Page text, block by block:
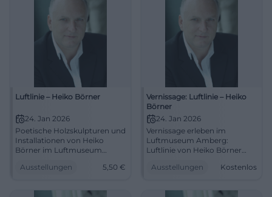
Luftlinie – Heiko Börner
24. Jan 2026
Poetische Holzskulpturen und
Installationen von Heiko
Börner im Luftmuseum
24.01.2026, Eintritt ab 5,50 €.
jetzt planen. #Luftlinie
Ausstellungen 5,50 €
Vernissage: Luftlinie – Heiko
Börner
24. Jan 2026
Vernissage erleben im
Luftmuseum Amberg:
Luftlinie von Heiko Börner
Raumzeichnungen.
frei. Intensives Kunsterlebnis,
Ausstellungen Kostenlos